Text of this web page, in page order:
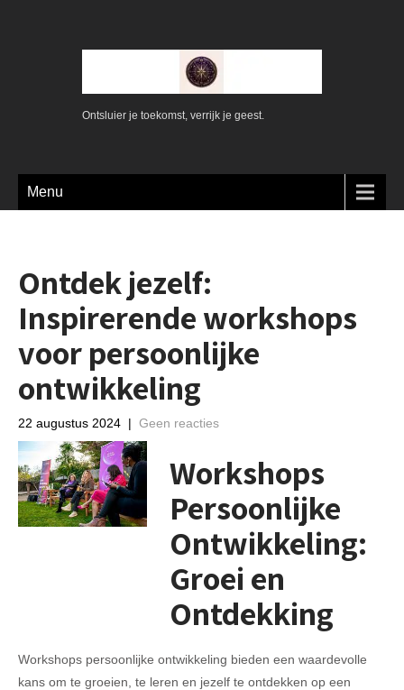
Ontsluier je toekomst, verrijk je geest.
Menu
Ontdek jezelf:
Inspirerende workshops
voor persoonlijke
ontwikkeling
22 augustus 2024 | Geen reacties
Workshops
Persoonlijke
Ontwikkeling:
Groei en
Ontdekking
Workshops persoonlijke ontwikkeling bieden een waardevolle
kans om te groeien, te leren en jezelf te ontdekken op een